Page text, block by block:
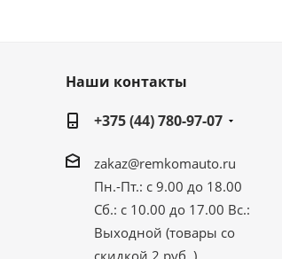
Наши контакты
+375 (44) 780-97-07
zakaz@remkomauto.ru
Пн.-Пт.: с 9.00 до 18.00
Сб.: с 10.00 до 17.00 Вс.:
Выходной (товары со
скидкой 2 руб. )